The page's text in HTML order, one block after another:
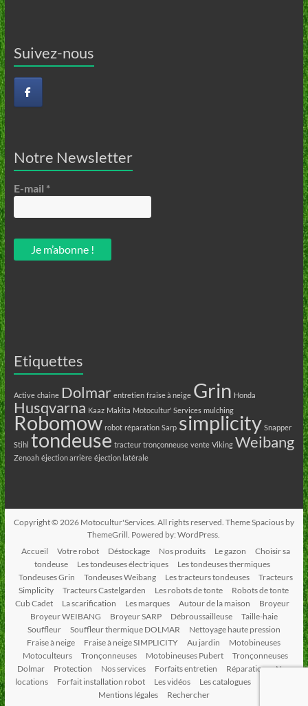
Suivez-nous
Notre Newsletter
E-mail *
Etiquettes
Active chaine Dolmar entretien fraise à neige Grin Honda
Husqvarna Kaaz Makita Motocultur' Services mulching
Robomow robot réparation Sarp simplicity Snapper
Stihl tondeuse tracteur tronçonneuse vente Viking Weibang
Zenoah éjection arrière éjection latérale
Copyright © 2026 Motocultur'Services. All rights reserved. ThemeSpaciousby
ThemeGrill. Powered by:WordPress
Accueil
Votre robot Déstockage Nos produits Le gazon
Choisir sa
tondeuse
Les tondeuses électriques
Les tondeuses thermiques
Tondeuses Grin
Tondeuses Weibang Les tracteurs tondeuses
Tracteurs
Simplicity
Tracteurs Castelgarden Les robots de tonte
Robots de tonte
Cub Cadet
La scarification Les marques Autour de la maison
Broyeur
Broyeur WEIBANG
Broyeur SARP Débroussailleuse
Taille-haie
Souffleur
Souffleur thermique DOLMAR
Nettoyage haute pression
Fraise à neige
Fraise à neige SIMPLICITY Au jardin
Motobineuses
Motoculteurs
Tronçonneuses Motobineuses Pubert
Tronçonneuses
Dolmar
Protection Nos services Forfaits entretien Réparation
Nos
locations
Forfait installation robot Les vidéos Les catalogues
Mentions légales
Rechercher